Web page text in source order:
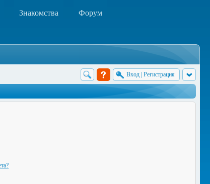
Знакомства Форум
Вход Регистрация